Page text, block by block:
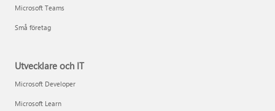
Microsoft Teams
Små företag
Utvecklare och IT
Microsoft Developer
Microsoft Learn